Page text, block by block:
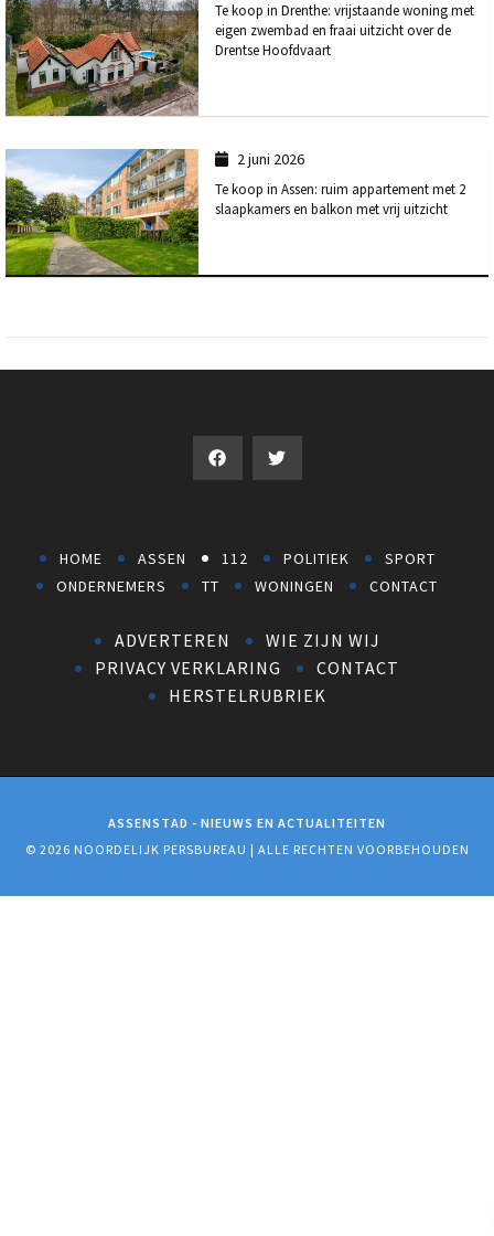
Te koop in Drenthe: vrijstaande woning met
eigen zwembad en fraai uitzicht over de
Drentse Hoofdvaart
2 juni 2026
Te koop in Assen: ruim appartement met 2
slaapkamers en balkon met vrij uitzicht
HOME ASSEN 112 POLITIEK
SPORT
ONDERNEMERS
TT WONINGEN CONTACT
ADVERTEREN
WIE ZIJN WIJ
PRIVACY VERKLARING
CONTACT
HERSTELRUBRIEK
ASSENSTAD - NIEUWS EN ACTUALITEITEN
© 2026 NOORDELIJK PERSBUREAU | ALLE RECHTEN VOORBEHOUDEN